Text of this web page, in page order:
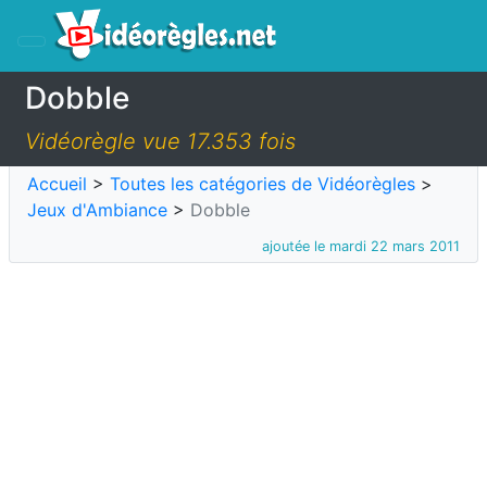
Dobble
Vidéorègle vue 17.353 fois
Accueil > Toutes les catégories de Vidéorègles >
Jeux d'Ambiance > Dobble
ajoutée le mardi 22 mars 2011